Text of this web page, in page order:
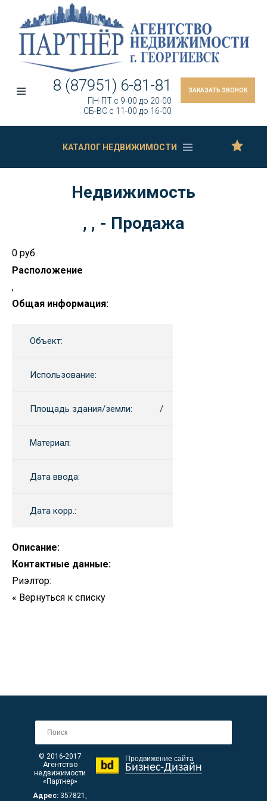
ЗАКАЗАТЬ ЗВОНОК
8 (87951) 6-81-81
ПН-ПТ c 9-00 до 20-00
СБ-ВС c 11-00 до 16-00
КАТАЛОГ НЕДВИЖИМОСТИ
Недвижимость
, , - Продажа
0 руб.
Расположение
,
Общая информация:
Объект:
Использование:
Площадь здания/земли: /
Материал:
Дата ввода:
Дата корр.:
Описание:
Контактные данные:
Риэлтор:
« Вернуться к списку
Продвижение сайта
Бизнес-Дизайн
© 2016-2017
Агентство
недвижимости
«Партнер»
Адрес: 357821 ,